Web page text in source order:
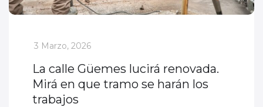
_
3 Marzo, 2026
La calle Güemes lucirá renovada.
Mirá en que tramo se harán los
trabajos